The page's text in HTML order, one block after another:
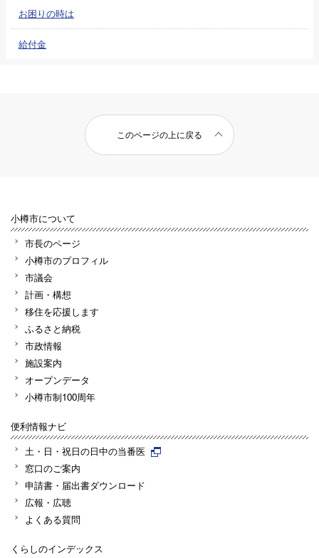
お困りの時は
給付金
このページの上に戻る
小樽市について
市長のページ
小樽市のプロフィル
市議会
計画・構想
移住を応援します
ふるさと納税
市政情報
施設案内
オープンデータ
小樽市制100周年
便利情報ナビ
土・日・祝日の日中の当番医
窓口のご案内
申請書・届出書ダウンロード
広報・広聴
よくある質問
くらしのインデックス